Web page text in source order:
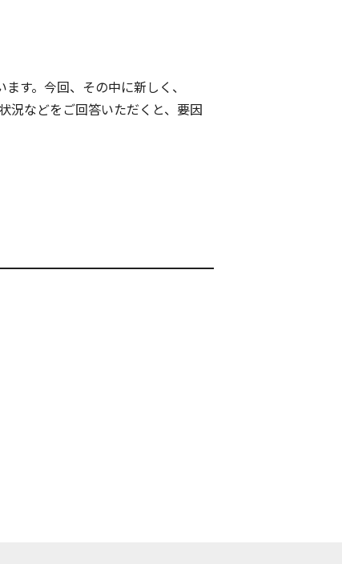
す。今回、その中に新しく、
況などをご回答いただくと、要因